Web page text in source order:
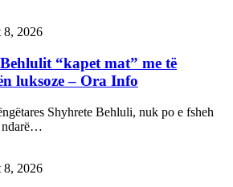
8, 2026
“kapet mat” me të
luksoze – Ora Info
Shyhrete Behluli, nuk po e fsheh
ndarë…
8, 2026